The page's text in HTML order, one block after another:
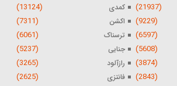
(21937) کمدی (13124)
(9229) اکشن (7311)
(6597) ترسناک (6061)
(5608) جنایی (5237)
(3874) رازآلود (3265)
(2843) فانتزی (2625)